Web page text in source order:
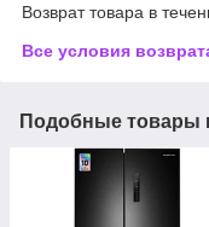
Возврат товара в
Все условия
Подобные товары